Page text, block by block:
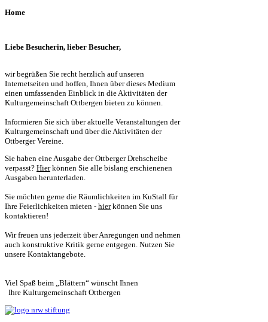
Home
Liebe Besucherin, lieber Besucher,
wir begrüßen Sie recht herzlich auf unseren
Internetseiten und hoffen, Ihnen über dieses Medium
einen umfassenden Einblick in die Aktivitäten der
Kulturgemeinschaft Ottbergen bieten zu können.
Informieren Sie sich über aktuelle Veranstaltungen der
Kulturgemeinschaft und über die Aktivitäten der
Ottberger Vereine.
Sie haben eine Ausgabe der Ottberger Drehscheibe
verpasst? Hierkönnen Sie alle bislang erschienenen
Ausgaben herunterladen.
Sie möchten gerne die Räumlichkeiten im KuStall für
Ihre Feierlichkeiten mieten - hierkönnen Sie uns
kontaktieren!
Wir freuen uns jederzeit über Anregungen und nehmen
auch konstruktive Kritik gerne entgegen. Nutzen Sie
unsere Kontaktangebote.
Viel Spaß beim „Blättern“ wünscht Ihnen
Ihre Kulturgemeinschaft Ottbergen